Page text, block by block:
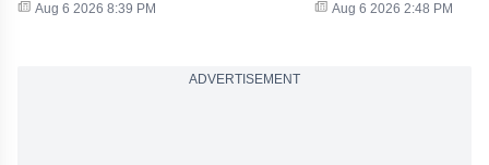
Aug 6 2026 8:39 PM Aug 6 2026 2:48 PM
ADVERTISEMENT